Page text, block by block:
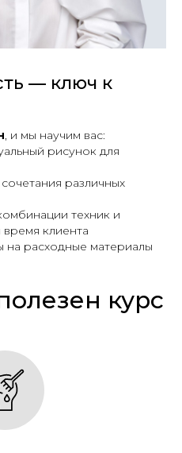
— ключ к
, и мы научим вас:
рисунок для
различных
техник и
клиента
на расходные материалы
курс